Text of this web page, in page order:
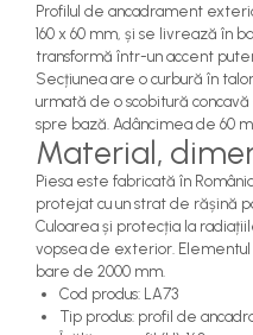
Profilul de ancadrament
160 x 60 mm, și se livrează în
transformă într-un accent
Secțiunea are o curbură în
urmată de o scobitură
spre bază. Adâncimea de 60
Material,
Piesa este fabricată în
protejat cu un strat de rășină
Culoarea și protecția la
vopsea de exterior.
bare de 2000 mm.
Cod produs: LA73
Tip produs: profil de